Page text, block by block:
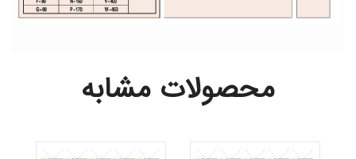
محصولات مشابه